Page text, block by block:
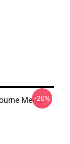
Meias-20%